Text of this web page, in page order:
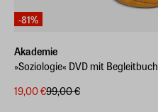
-81%
Akademie
»Soziologie« DVD mit Begleitbuch
19,00 €99,00 €